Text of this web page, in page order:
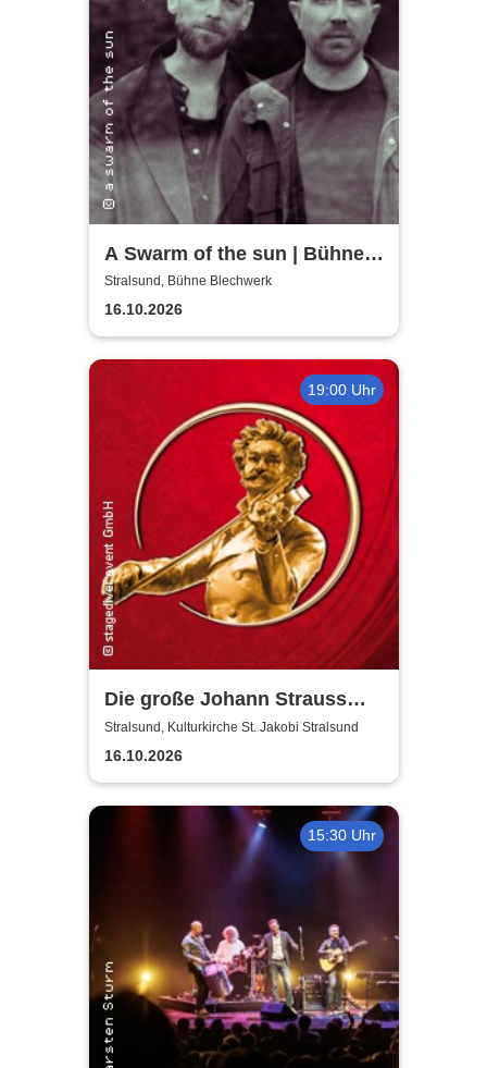
A Swarm of the sun | Bühne
Blechwerk
Stralsund, Bühne Blechwerk
16.10.2026
19:00 Uhr
Die große Johann Strauss
Revue
Stralsund, Kulturkirche St. Jakobi Stralsund
16.10.2026
15:30 Uhr